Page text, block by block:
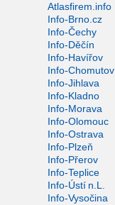
Atlasfirem.info
Info-Brno.cz
Info-Čechy
Info-Děčín
Info-Havířov
Info-Chomutov
Info-Jihlava
Info-Kladno
Info-Morava
Info-Olomouc
Info-Ostrava
Info-Plzeň
Info-Přerov
Info-Teplice
Info-Ústí n.L.
Info-Vysočina